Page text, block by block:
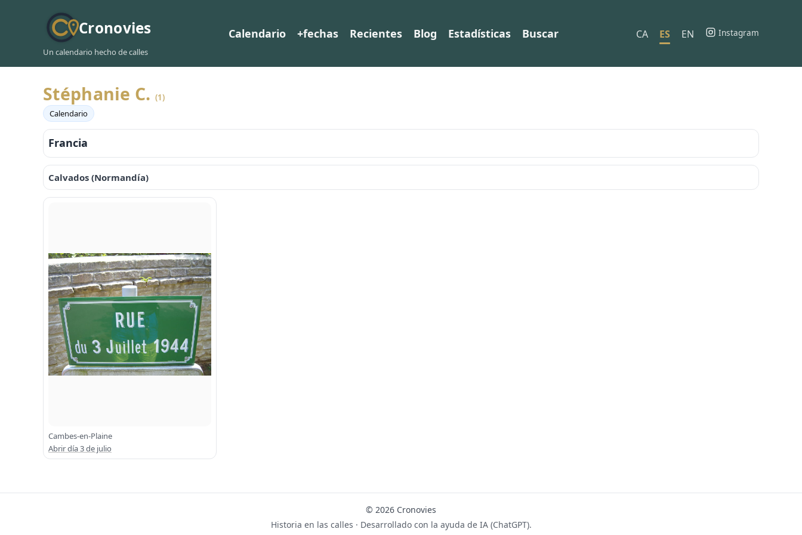
Cronovies
Un calendario hecho de calles
Calendario +fechas Recientes Blog Estadísticas Buscar CA ES EN Instagram
Stéphanie C. (1)
Calendario
Francia
Calvados (Normandía)
Cambes-en-Plaine
Abrir día 3 de julio
© 2026 Cronovies
Historia en las calles · Desarrollado con la ayuda de IA (ChatGPT).